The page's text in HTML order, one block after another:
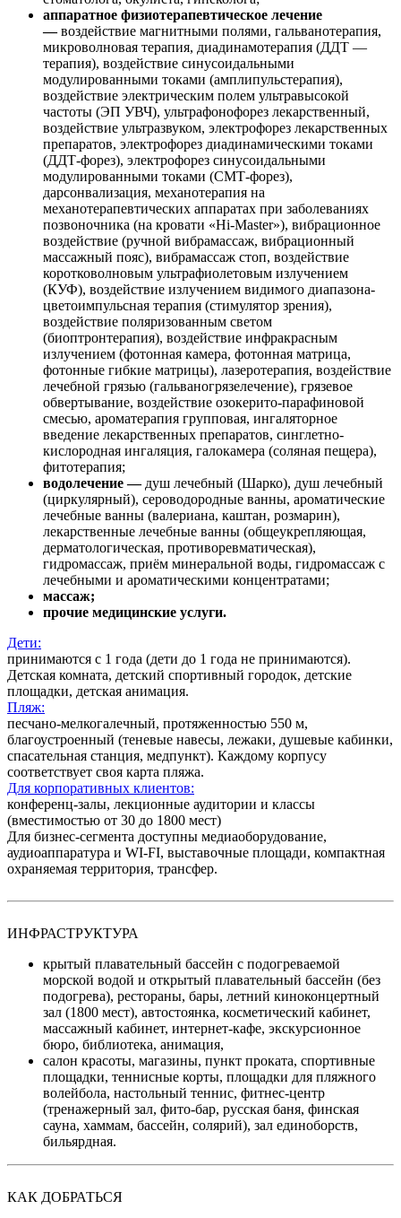
аппаратное физиотерапевтическое лечение
—воздействие магнитными полями, гальванотерапия,
микроволновая терапия, диадинамотерапия (ДДТ —
терапия), воздействие синусоидальными
модулированными токами (амплипульстерапия),
воздействие электрическим полем ультравысокой
частоты (ЭП УВЧ), ультрафонофорез лекарственный,
воздействие ультразвуком, электрофорез лекарственных
препаратов, электрофорез диадинамическими токами
(ДДТ-форез), электрофорез синусоидальными
модулированными токами (СМТ-форез),
дарсонвализация, механотерапия на
механотерапевтических аппаратах при заболеваниях
позвоночника (на кровати «Hi-Master»), вибрационное
воздействие (ручной вибрамассаж, вибрационный
массажный пояс), вибрамассаж стоп, воздействие
коротковолновым ультрафиолетовым излучением
(КУФ), воздействие излучением видимого диапазона-
цветоимпульсная терапия (стимулятор зрения),
воздействие поляризованным светом
(биоптронтерапия), воздействие инфракрасным
излучением (фотонная камера, фотонная матрица,
фотонные гибкие матрицы), лазеротерапия, воздействие
лечебной грязью (гальваногрязелечение), грязевое
обвертывание, воздействие озокерито-парафиновой
смесью, ароматерапия групповая, ингаляторное
введение лекарственных препаратов, синглетно-
кислородная ингаляция, галокамера (соляная пещера),
фитотерапия;
водолечение — душ лечебный (Шарко), душ лечебный
(циркулярный), сероводородные ванны, ароматические
лечебные ванны (валериана, каштан, розмарин),
лекарственные лечебные ванны (общеукрепляющая,
дерматологическая, противоревматическая),
гидромассаж, приём минеральной воды, гидромассаж с
лечебными и ароматическими концентратами;
массаж;
прочие медицинские услуги.
Дети:
принимаются с 1 года (дети до 1 года не принимаются).
Детская комната, детский спортивный городок, детские
площадки, детская анимация.
Пляж:
песчано-мелкогалечный, протяженностью 550 м,
благоустроенный (теневые навесы, лежаки, душевые кабинки,
спасательная станция, медпункт). Каждому корпусу
соответствует своя карта пляжа.
Для корпоративных клиентов:
конференц-залы, лекционные аудитории и классы
(вместимостью от 30 до 1800 мест)
Для бизнес-сегмента доступны медиаоборудование,
аудиоаппаратура и WI-FI, выставочные площади, компактная
охраняемая территория, трансфер.
ИНФРАСТРУКТУРА
крытый плавательный бассейн с подогреваемой
морской водой и открытый плавательный бассейн (без
подогрева), рестораны, бары, летний киноконцертный
зал (1800 мест), автостоянка, косметический кабинет,
массажный кабинет, интернет-кафе, экскурсионное
бюро, библиотека, анимация,
салон красоты, магазины, пункт проката, спортивные
площадки, теннисные корты, площадки для пляжного
волейбола, настольный теннис, фитнес-центр
(тренажерный зал, фито-бар, русская баня, финская
сауна, хаммам, бассейн, солярий), зал единоборств,
бильярдная.
КАК ДОБРАТЬСЯ